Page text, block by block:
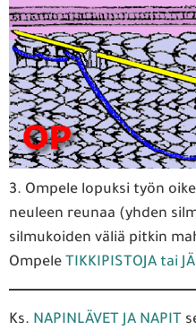
3. Ompele lopuksi työn
neuleen reunaa (yhden
silmukoiden väliä pitkin
Ompele TIKKIPISTOJA tai
Ks. NAPINLÄVET JA NAPIT